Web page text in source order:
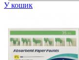
У кошик